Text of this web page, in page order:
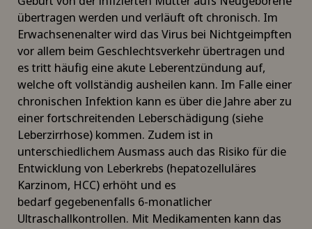
übertragen werden und verläuft oft chronisch. Im
Erwachsenenalter wird das Virus bei Nichtgeimpften
vor allem beim Geschlechtsverkehr übertragen und
es tritt häufig eine akute Leberentzündung auf,
welche oft vollständig ausheilen kann. Im Falle einer
chronischen Infektion kann es über die Jahre aber zu
einer fortschreitenden Leberschädigung (siehe
Leberzirrhose) kommen. Zudem ist in
unterschiedlichem Ausmass auch das Risiko für die
Entwicklung von Leberkrebs (hepatozelluläres
Karzinom, HCC) erhöht und es
bedarf gegebenenfalls 6-monatlicher
Ultraschallkontrollen. Mit Medikamenten kann das